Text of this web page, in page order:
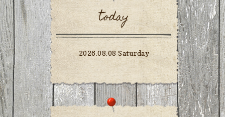
today
2026.08.08 Saturday